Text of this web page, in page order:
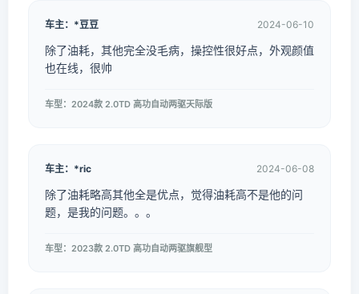
车主：*豆豆 2024-06-10
除了油耗，其他完全没毛病，操控性很好点，外观颜值
也在线，很帅
车型：2024款 2.0TD 高功自动两驱天际版
车主：*ric 2024-06-08
除了油耗略高其他全是优点，觉得油耗高不是他的问
题，是我的问题。。。
车型：2023款 2.0TD 高功自动两驱旗舰型